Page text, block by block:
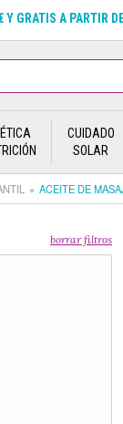
Y GRATIS A PARTIR
CUIDADO
SOLAR
ACEITE DE
borrar filtros